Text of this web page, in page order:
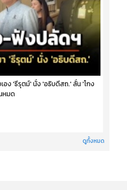
อง 'ธีรุตม์' นั่ง 'อธิบดีสถ.' ลั่น 'โกง
หมด
ดูทั้งหมด